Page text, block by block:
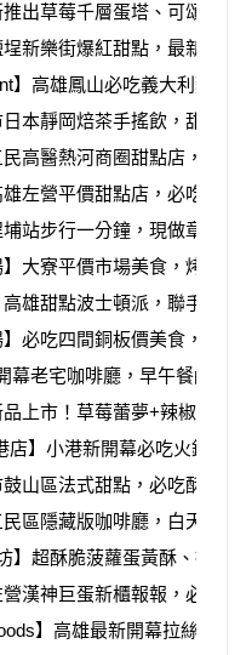
推出草莓千層蛋塔、可頌、
埕新樂街爆紅甜點，最新必
】高雄鳳山必吃義大利麵、
日本靜岡焙茶手搖飲，甜點
民高醫熱河商圈甜點店，烤
雄左營平價甜點店，必吃提
埔站步行一分鐘，現做章魚
】大寮平價市場美食，烤鴨
高雄甜點波士頓派，聯手檸
】必吃四間銅板價美食，烤
幕老宅咖啡廳，早午餐鹹食
品上市！草莓蕾夢+辣椒粉氣
店】小港新開幕必吃火鍋，
鼓山區法式甜點，必吃酥皮
民區隱藏版咖啡廳，白天到
】超酥脆菠蘿蛋黃酥、拔絲
營漢神巨蛋新櫃報報，必買
】高雄最新開幕拉絲酸奶